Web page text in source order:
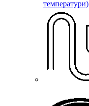
температури)